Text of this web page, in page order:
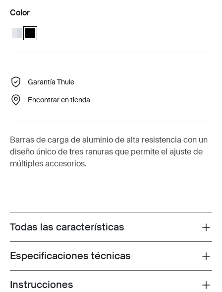
Color
Thule ProBar Evo 200 (79") Aluminio
Thule ProBar Evo 200 (79") Negro (selected)
Garantía Thule
Encontrar en tienda
Barras de carga de aluminio de alta resistencia con un
diseño único de tres ranuras que permite el ajuste de
múltiples accesorios.
Toggle features
Todas las características
Toggle techspec
Especificaciones técnicas
Toggle guides and instructions
Instrucciones